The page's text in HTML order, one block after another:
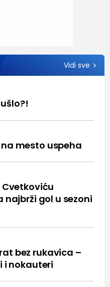
Vidi sve
mesto uspeha
Cvetkoviću
najbrži gol u sezoni
bez rukavica –
i nokauteri